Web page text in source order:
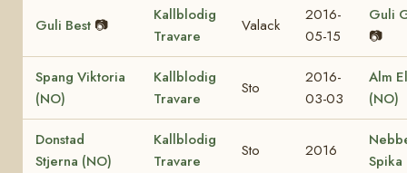
Guli Best 📷
Kallblodig
Travare
Valack
2016-
05-15
Guli
📷
Spang Viktoria
(NO)
Kallblodig
Travare
Sto
2016-
03-03
Alm
(NO)
Donstad
Stjerna (NO)
Kallblodig
Travare
Sto 2016
Spika